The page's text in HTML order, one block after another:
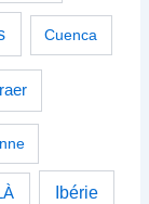
Cuenca
Ibérie